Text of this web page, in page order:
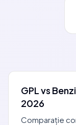
GPL vs
2026
Comparație